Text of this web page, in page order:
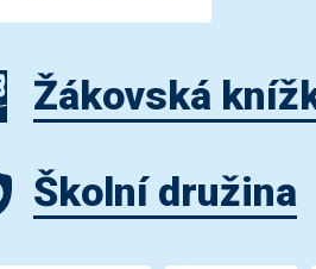
Žákovská
Školní družina